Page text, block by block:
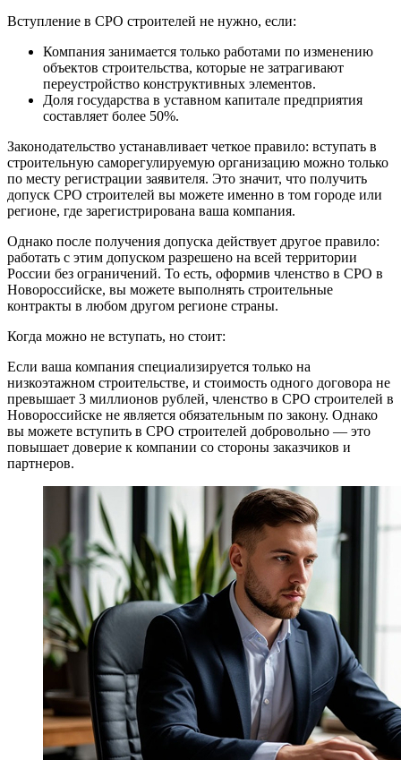
Вступление в СРО строителей не нужно, если:
Компания занимается только работами по изменению
объектов строительства, которые не затрагивают
переустройство конструктивных элементов.
Доля государства в уставном капитале предприятия
составляет более 50%.
Законодательство устанавливает четкое правило: вступать в
строительную саморегулируемую организацию можно только
по месту регистрации заявителя. Это значит, что получить
допуск СРО строителей вы можете именно в том городе или
регионе, где зарегистрирована ваша компания.
Однако после получения допуска действует другое правило:
работать с этим допуском разрешено на всей территории
России без ограничений. То есть, оформив членство в СРО в
Новороссийске, вы можете выполнять строительные
контракты в любом другом регионе страны.
Когда можно не вступать, но стоит:
Если ваша компания специализируется только на
низкоэтажном строительстве, и стоимость одного договора не
превышает 3 миллионов рублей, членство в СРО строителей в
Новороссийске не является обязательным по закону. Однако
вы можете вступить в СРО строителей добровольно — это
повышает доверие к компании со стороны заказчиков и
партнеров.